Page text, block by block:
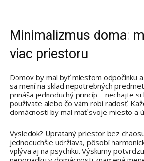
Minimalizmus doma:
viac priestoru
Domov by mal byť miestom odpočinku
sa mení na sklad nepotrebných
prináša jednoduchý princíp – nechajte
používate alebo čo vám robí radosť.
domácnosti by mal mať svoje miesto a
Výsledok? Uprataný priestor bez
jednoduchšie udržiava, pôsobí
vplýva aj na psychiku. Výskumy